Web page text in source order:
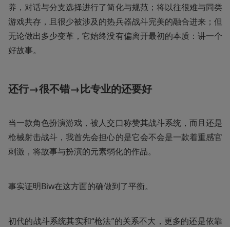
养，对话与分支选择进行了简化与规范；将以往很难与同类
游戏共存，且很少被涉及的热兵器战斗完美的融合进来；但
无论做出多少变革，它始终没有偏离开最初的本质：讲一个
好故事。
还行→很不错→比专业的还要好
当一款角色扮演游戏，被人交口称赞其战斗系统，而且还是
枪械射击战斗，我首先会担心的是它会不会是一款着重感官
刺激，将故事与扮演的元素弱化的作品。
事实证明Biw在这方面的确做到了平衡。
初代的战斗系统其实和“枪法”的关系不大，更多的还是依靠